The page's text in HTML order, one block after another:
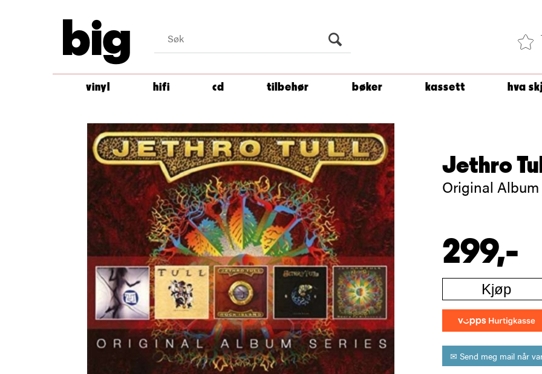
big
vinyl hifi cd tilbehør bøker kassett hva
Jethro Tull
Original
299,-
Kjøp
✉ Send meg mail når